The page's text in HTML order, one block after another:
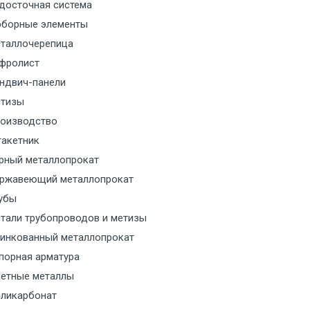
за МКАД
за МКАД
с транспортным
с транспортным
с транспортным
система
элементы
панели
металлопрокат
металлопрокат
трубопроводов и метизы
металлопрокат
арматура
металлы